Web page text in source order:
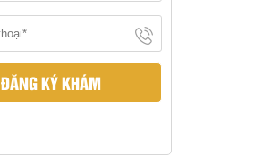
ĐĂNG KÝ KHÁM